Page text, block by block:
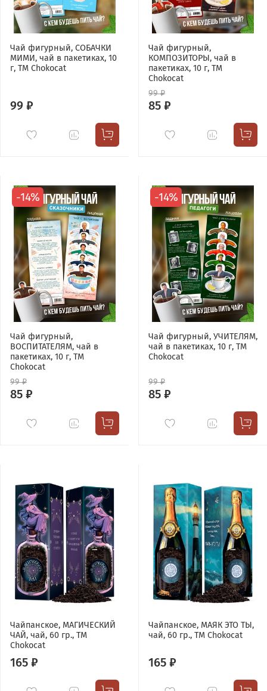
Чай фигурный, СОБАЧКИ
МИМИ, чай в пакетиках, 10
г, TM Chokocat
99 ₽
Чай фигурный,
КОМПОЗИТОРЫ, чай в
пакетиках, 10 г, TM
Chokocat
99 ₽
85 ₽
-14%
Чай фигурный,
ВОСПИТАТЕЛЯМ, чай в
пакетиках, 10 г, TM
Chokocat
99 ₽
85 ₽
-14%
Чай фигурный, УЧИТЕЛЯМ,
чай в пакетиках, 10 г, TM
Chokocat
99 ₽
85 ₽
Чайпанское, МАГИЧЕСКИЙ
ЧАЙ, чай, 60 гр., TM
Chokocat
165 ₽
Чайпанское, МАЯК ЭТО ТЫ,
чай, 60 гр., TM Chokocat
165 ₽